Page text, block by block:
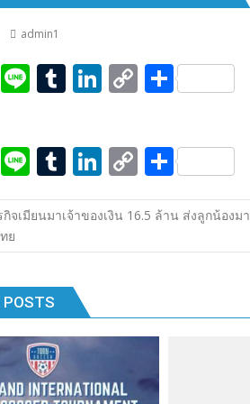
admin1
T
w
er
Li
n
T
u
bl
r
Li
n
e
dI
n
C
o
y
Li
n
k
S
h
e
T Li
n
e
T
u
m
bl
Li
n
k
e
C
o
p
y
k
S
h
ar
e
จเมียนมาเจ้าของเงิน 16.5 ล้าน ส่งลูกน้องม
ย
POSTS